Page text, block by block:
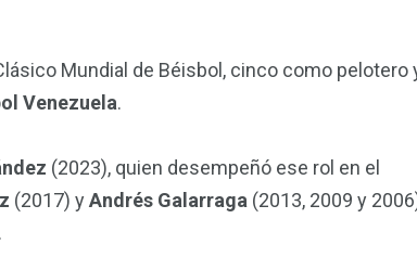
Mundial de Béisbol, cinco como pelotero
Venezuela.
(2023), quien desempeñó ese rol en el
(2017) yAndrés Galarraga (2013, 2009 y